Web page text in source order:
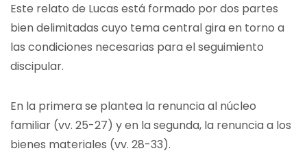
Este relato de Lucas está formado por dos partes
bien delimitadas cuyo tema central gira en torno a
las condiciones necesarias para el seguimiento
discipular.
En la primera se plantea la renuncia al núcleo
familiar (vv. 25-27) y en la segunda, la renuncia a los
bienes materiales (vv. 28-33).